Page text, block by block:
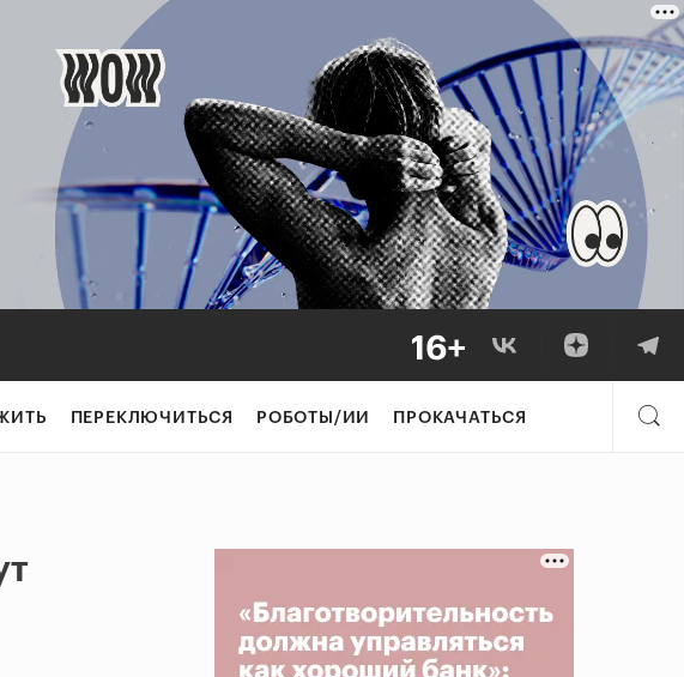
ПЕРЕКЛЮЧИТЬСЯ РОБОТЫ/ИИ ПРОКАЧАТЬСЯ